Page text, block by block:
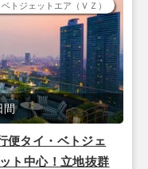
便タイ・ベトジェ
ト中心！立地抜群
間
ベトジェットエア（ＶＺ）